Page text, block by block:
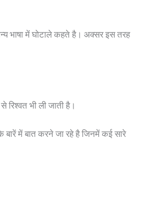
भाषा में घोटाले कहते है। अक्सर इस तरह
रिश्वत भी ली जाती है।
में बात करने जा रहे है जिनमें कई सारे